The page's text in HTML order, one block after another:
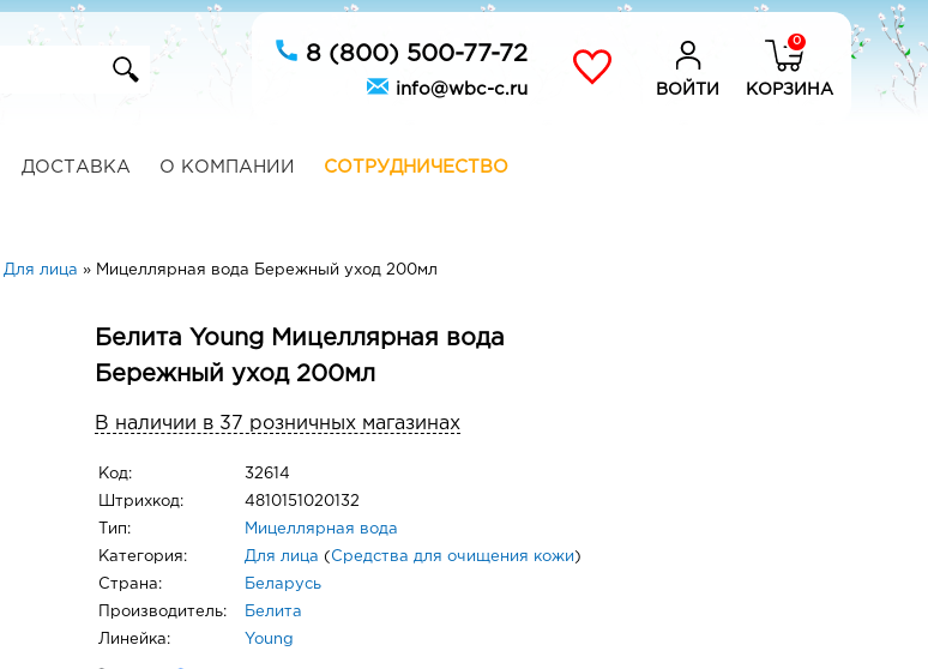
8 (800) 500-77-72
info@wbc-c.ru ВОЙТИ
0
КОРЗИНА
ДОСТАВКА О КОМПАНИИ СОТРУДНИЧЕСТВО
Для лица » Мицеллярная вода Бережный уход 200мл
Белита Young Мицеллярная вода
Бережный уход 200мл
В наличии в 37 розничных магазинах
Код: 32614
Штрихкод: 4810151020132
Тип: Мицеллярная вода
Категория: Для лица ( Средства для очищения кожи )
Страна: Беларусь
Производитель: Белита
Линейка: Young